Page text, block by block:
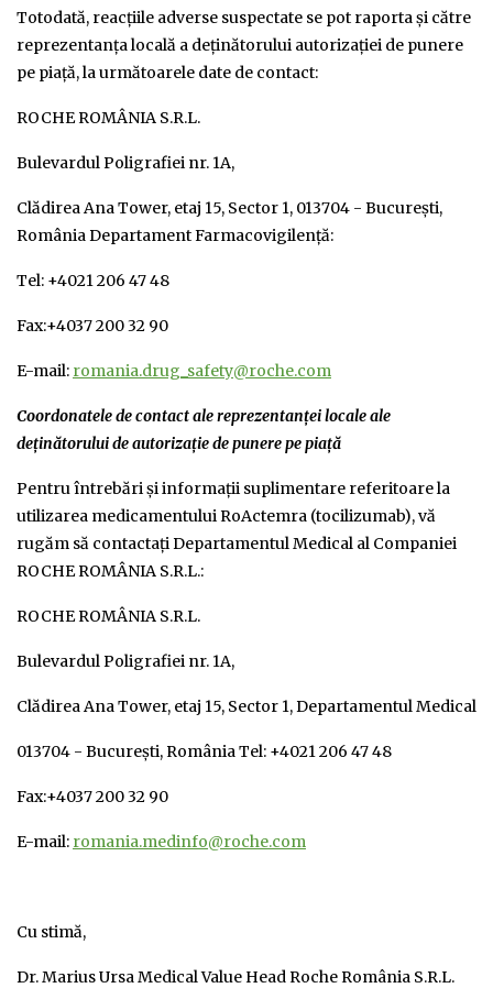
Totodată, reacţiile adverse suspectate se pot raporta şi către
reprezentanţa locală a deţinătorului autorizaţiei de punere
pe piaţă, la următoarele date de contact:
ROCHE ROMÂNIA S.R.L.
Bulevardul Poligrafiei nr. 1A,
Clădirea Ana Tower, etaj 15, Sector 1, 013704 - Bucureşti,
România Departament Farmacovigilenţă:
Tel: +4021 206 47 48
Fax:+4037 200 32 90
E-mail: romania.drug_safety@roche.com
Coordonatele de contact ale reprezentanţei locale ale
deţinătorului de autorizaţie de punere pe piaţă
Pentru întrebări şi informaţii suplimentare referitoare la
utilizarea medicamentului RoActemra (tocilizumab), vă
rugăm să contactaţi Departamentul Medical al Companiei
ROCHE ROMÂNIA S.R.L.:
ROCHE ROMÂNIA S.R.L.
Bulevardul Poligrafiei nr. 1A,
Clădirea Ana Tower, etaj 15, Sector 1, Departamentul Medical
013704 - Bucureşti, România Tel: +4021 206 47 48
Fax:+4037 200 32 90
E-mail: romania.medinfo@roche.com
Cu stimă,
Dr. Marius Ursa Medical Value Head Roche România S.R.L.